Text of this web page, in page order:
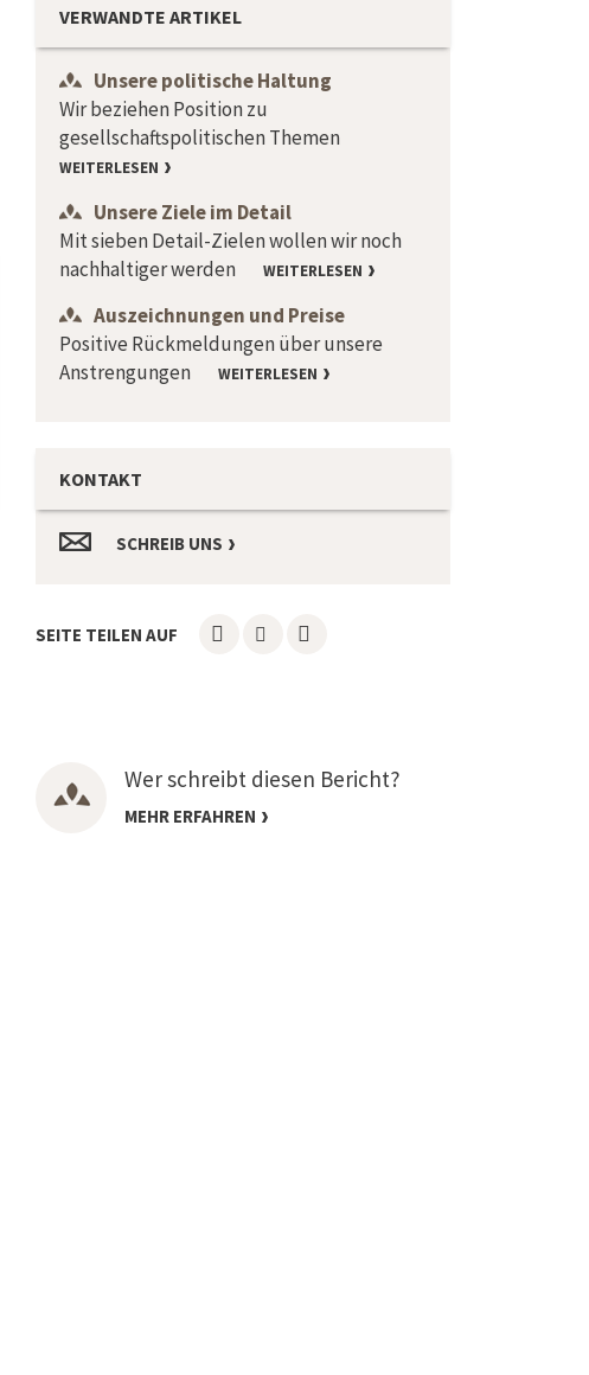
VERWANDTE ARTIKEL
Unsere politische Haltung
Wir beziehen Position zu
gesellschaftspolitischen Themen
WEITERLESEN
Unsere Ziele im Detail
Mit sieben Detail-Zielen wollen wir noch
nachhaltiger werden
WEITERLESEN
Auszeichnungen und Preise
Positive Rückmeldungen über unsere
Anstrengungen
WEITERLESEN
KONTAKT
SCHREIB UNS
SEITE TEILEN AUF
Wer schreibt diesen Bericht?
MEHR ERFAHREN